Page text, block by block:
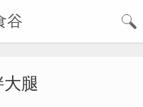
谷
腿